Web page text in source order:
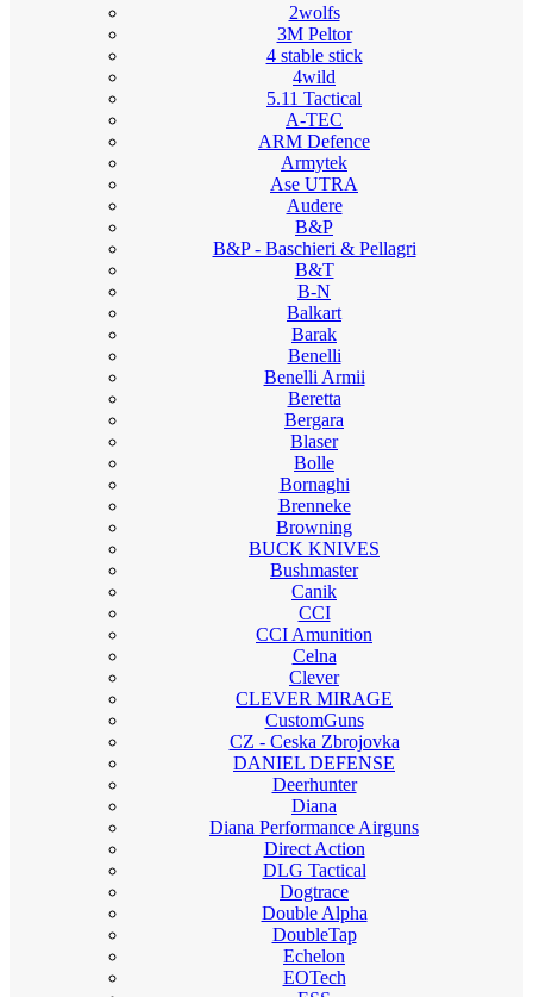
2wolfs
3M Peltor
4 stable stick
4wild
5.11 Tactical
A-TEC
ARM Defence
Armytek
Ase UTRA
Audere
B&P
B&P - Baschieri & Pellagri
B&T
B-N
Balkart
Barak
Benelli
Benelli Armii
Beretta
Bergara
Blaser
Bolle
Bornaghi
Brenneke
Browning
BUCK KNIVES
Bushmaster
Canik
CCI
CCI Amunition
Celna
Clever
CLEVER MIRAGE
CustomGuns
CZ - Ceska Zbrojovka
DANIEL DEFENSE
Deerhunter
Diana
Diana Performance Airguns
Direct Action
DLG Tactical
Dogtrace
Double Alpha
DoubleTap
Echelon
EOTech